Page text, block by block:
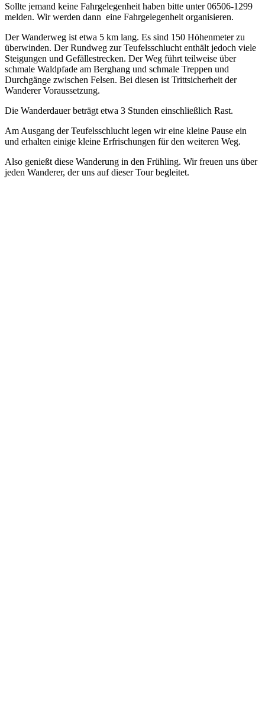
Sollte jemand keine Fahrgelegenheit haben bitte unter 06506-1299
melden. Wir werden dann eine Fahrgelegenheit organisieren.
Der Wanderweg ist etwa 5 km lang. Es sind 150 Höhenmeter zu
überwinden. Der Rundweg zur Teufelsschlucht enthält jedoch viele
Steigungen und Gefällestrecken. Der Weg führt teilweise über
schmale Waldpfade am Berghang und schmale Treppen und
Durchgänge zwischen Felsen. Bei diesen ist Trittsicherheit der
Wanderer Voraussetzung.
Die Wanderdauer beträgt etwa 3 Stunden einschließlich Rast.
Am Ausgang der Teufelsschlucht legen wir eine kleine Pause ein
und erhalten einige kleine Erfrischungen für den weiteren Weg.
Also genießt diese Wanderung in den Frühling. Wir freuen uns über
jeden Wanderer, der uns auf dieser Tour begleitet.